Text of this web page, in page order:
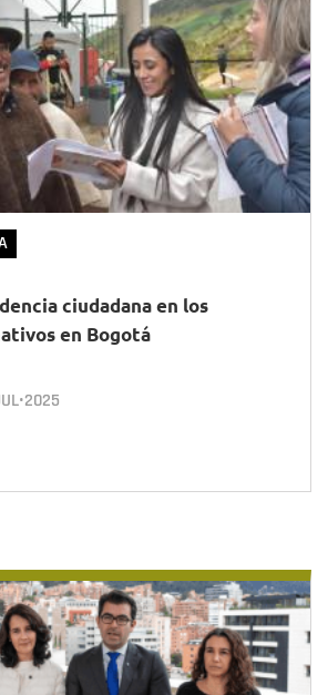
ciudadana en los
en Bogotá